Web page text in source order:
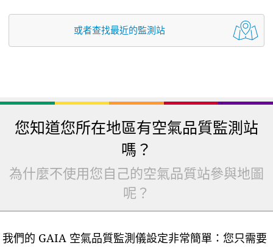
或者查找最近的監測站
您知道您所在地區有空氣品質監測站
嗎？
為什麼不使用您自己的空氣品質站參與地圖
呢？
我們的 GAIA 空氣品質監測儀設定非常簡單：您只需要